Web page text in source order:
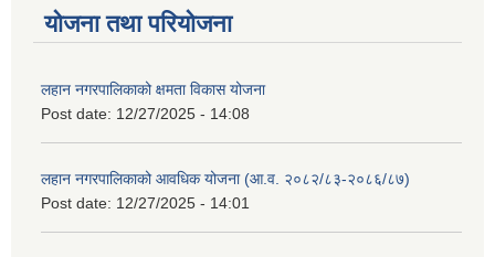
योजना तथा परियोजना
लहान नगरपालिकाको क्षमता विकास योजना
Post date: 12/27/2025 - 14:08
लहान नगरपालिकाको आवधिक योजना (आ.व. २०८२/८३-२०८६/८७)
Post date: 12/27/2025 - 14:01